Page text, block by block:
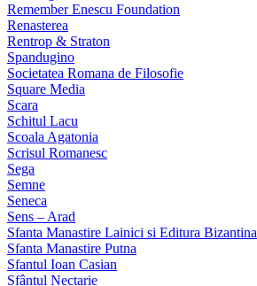
Remember Enescu Foundation
Renasterea
Rentrop & Straton
Spandugino
Societatea Romana de Filosofie
Square Media
Scara
Schitul Lacu
Scoala Agatonia
Scrisul Romanesc
Sega
Semne
Seneca
Sens – Arad
Sfanta Manastire Lainici si Editura Bizantina
Sfanta Manastire Putna
Sfantul Ioan Casian
Sfântul Nectarie